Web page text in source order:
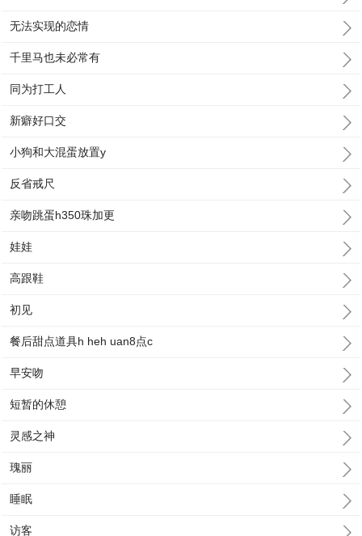
无法实现的恋情
千里马也未必常有
同为打工人
新癖好口交
小狗和大混蛋放置y
反省戒尺
亲吻跳蛋h350珠加更
娃娃
高跟鞋
初见
餐后甜点道具h heh uan8点c
早安吻
短暂的休憩
灵感之神
瑰丽
睡眠
访客